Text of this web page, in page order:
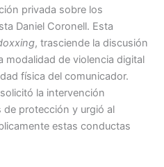
privada sobre los
Daniel Coronell. Esta
, trasciende la discusión
modalidad de violencia digital
física del comunicador.
la intervención
de protección y urgió al
estas conductas